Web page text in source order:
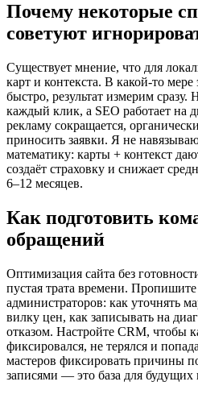
Почему некоторые
советуют
Существует мнение, что для
карт и контекста. В какой-то
быстро, результат измерим сразу.
каждый клик, а SEO работает на
рекламу сокращается,
приносить заявки. Я не
математику: карты + контекст
создаёт страховку и снижает
6–12 месяцев.
Как подготовить
обращений
Оптимизация сайта без
пустая трата времени.
администраторов: как уточнять
вилку цен, как записывать на
отказом. Настройте CRM, чтобы
фиксировался, не терялся и
мастеров фиксировать причины
записями — это база для будущих